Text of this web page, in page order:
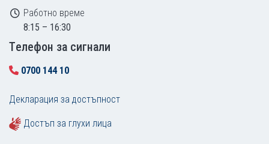
Работно време
8:15 – 16:30
Tелефон за сигнали
0700 144 10
Декларация за достъпност
Достъп за глухи лица